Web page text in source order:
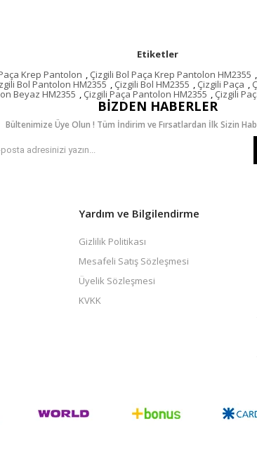
Etiketler
Krep Pantolon , Çizgili Bol Paça Krep Pantolon HM2355 ,
Bol Pantolon HM2355 , Çizgili Bol HM2355 , Çizgili Paça ,
Beyaz HM2355 , Çizgili Paça Pantolon HM2355 , Çizgili
BIZDEN HABERLER
Bültenimize Üye Olun ! Tüm İndirim ve Fırsatlardan İlk Sizin
Yardım ve Bilgilendirme
Gizlilik Politikası
Mesafeli Satış Sözleşmesi
Üyelik Sözleşmesi
KVKK